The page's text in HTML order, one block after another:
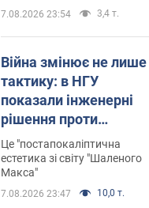
7.08.2026 23:54 3,4 т.
Війна змінює не лише
тактику: в НГУ
показали інженерні
рішення проти
російських FPV-дронів.
Фото
Це "постапокаліптична
естетика зі світу "Шаленого
Макса"
7.08.2026 23:47 10,0 т.